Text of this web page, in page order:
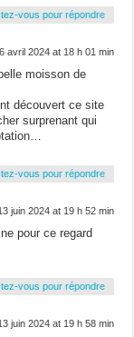
vous pour répondre
avril 2024 at 18 h 01 min
moisson de
découvert ce site
surprenant qui
vous pour répondre
juin 2024 at 19 h 52 min
pour ce regard
vous pour répondre
juin 2024 at 19 h 58 min